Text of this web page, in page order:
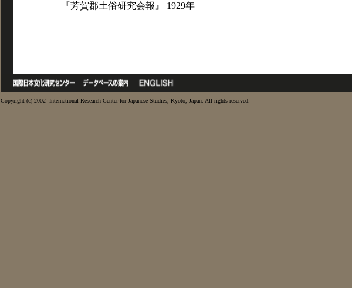
『芳賀郡土俗研究会報』 1929年
Copyright (c) 2002- International Research Center for Japanese Studies, Kyoto, Japan. All rights reserved.